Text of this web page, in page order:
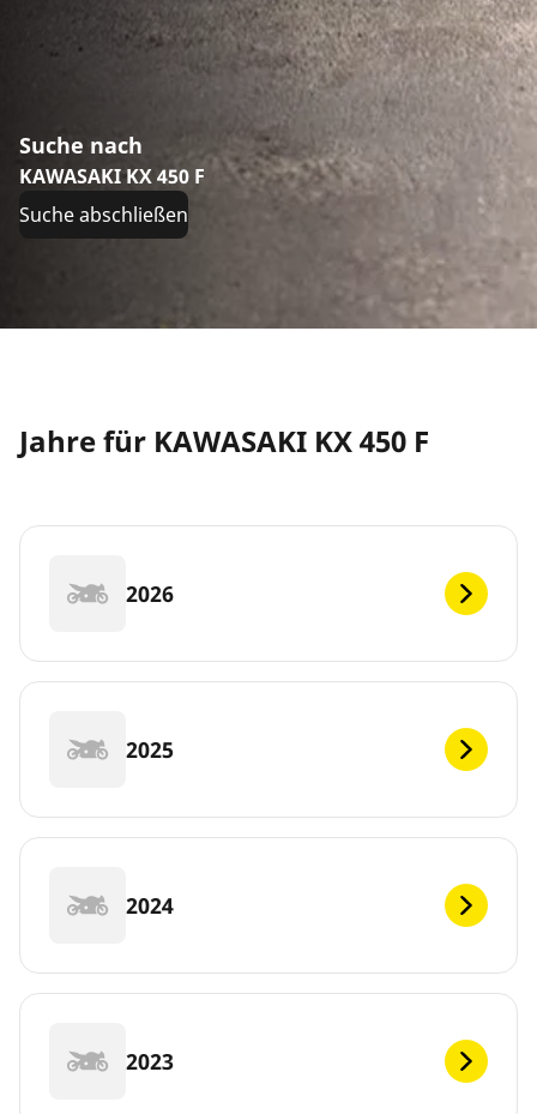
Suche nach
KAWASAKI KX 450 F
Suche abschließen
Jahre für KAWASAKI KX 450 F
2026
2025
2024
2023